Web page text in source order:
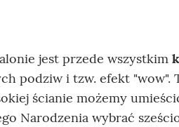
jest przede wszystkim
podziw i tzw. efekt "wow".
ścianie możemy
Narodzenia wybrać